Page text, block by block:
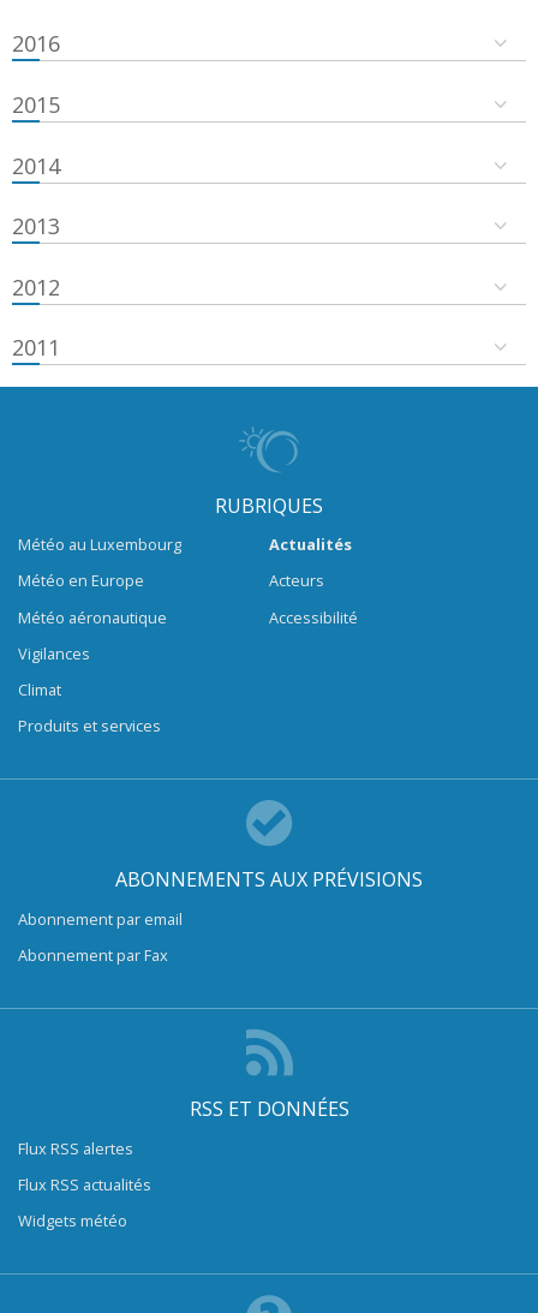
2016
2015
2014
2013
2012
2011
RUBRIQUES
Météo au Luxembourg
Météo en Europe
Météo aéronautique
Vigilances
Climat
Produits et services
Actualités
Acteurs
Accessibilité
ABONNEMENTS AUX PRÉVISIONS
Abonnement par email
Abonnement par Fax
RSS ET DONNÉES
Flux RSS alertes
Flux RSS actualités
Widgets météo